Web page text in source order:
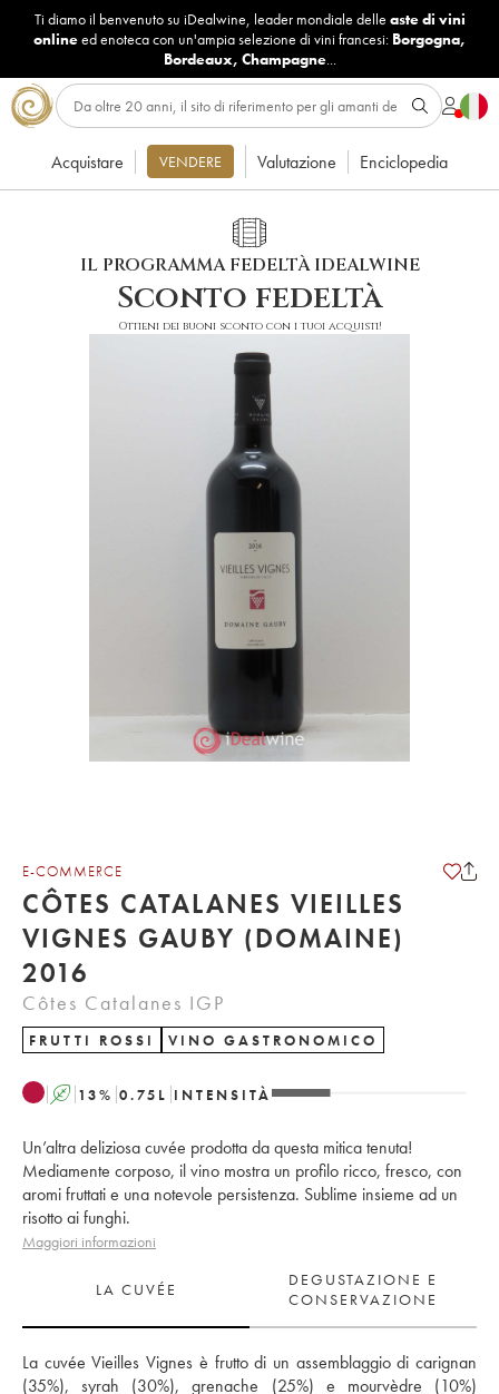
Ti diamo il benvenuto su iDealwine, leader mondiale delle aste di vini
onlineed enoteca con un'ampia selezione di vini francesi: Borgogna,
Bordeaux, Champagne...
Acquistare VENDERE Valutazione Enciclopedia
IL PROGRAMMA FEDELTÀ IDEALWINE
Sconto fedeltà
Ottieni dei buoni sconto con i tuoi acquisti!
E-COMMERCE
CÔTES CATALANES VIEILLES
VIGNES GAUBY (DOMAINE)
2016
Côtes Catalanes IGP
FRUTTI ROSSI VINO GASTRONOMICO
A 13% 0.75 L INTENSITÀ
Un’altra deliziosa cuvée prodotta da questa mitica tenuta!
Mediamente corposo, il vino mostra un profilo ricco, fresco, con
aromi fruttati e una notevole persistenza. Sublime insieme ad un
risotto ai funghi.
Maggiori informazioni
LA CUVÉE
DEGUSTAZIONE E
CONSERVAZIONE
La cuvée Vieilles Vignes è frutto di un assemblaggio di carignan
(35%), syrah (30%), grenache (25%) e mourvèdre (10%)